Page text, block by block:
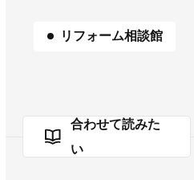
リフォーム相談館
合わせて読みた
い